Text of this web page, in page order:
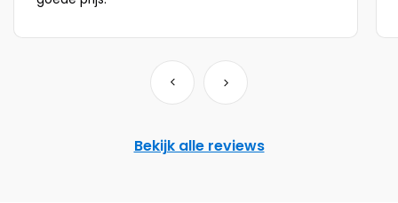
Bekijk alle reviews